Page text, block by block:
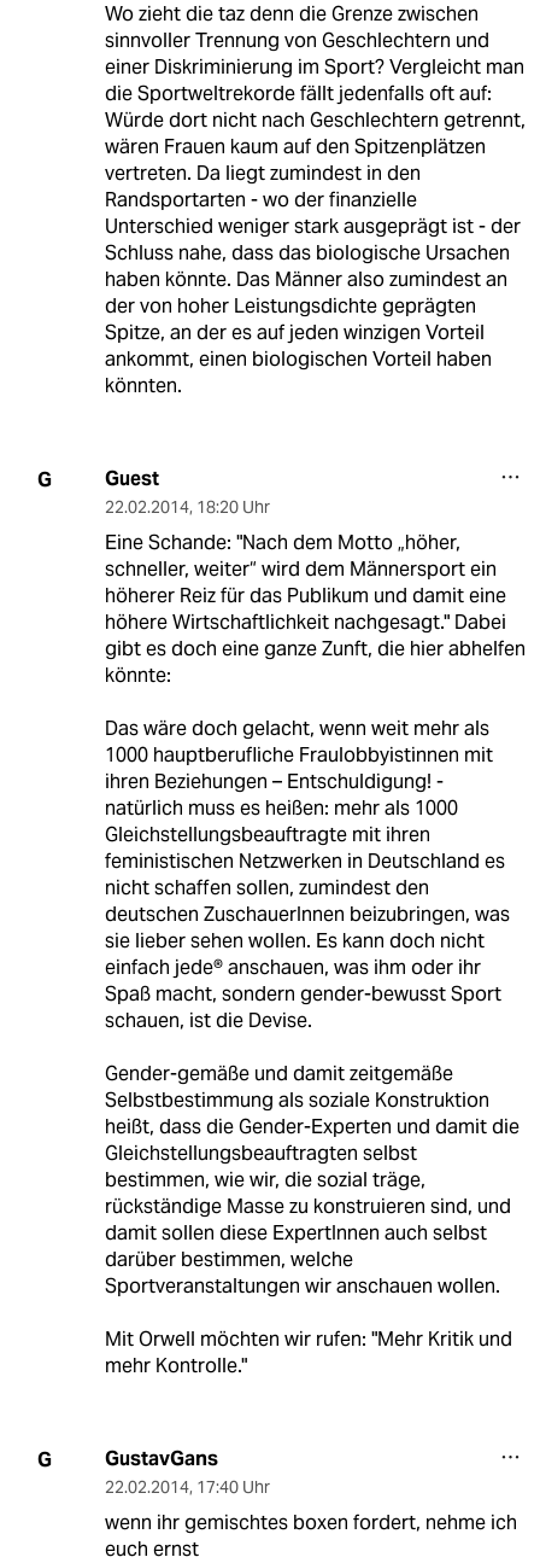
Wo zieht die taz denn die Grenze zwischen
sinnvoller Trennung von Geschlechtern und
einer Diskriminierung im Sport? Vergleicht man
die Sportweltrekorde fällt jedenfalls oft auf:
Würde dort nicht nach Geschlechtern getrennt,
wären Frauen kaum auf den Spitzenplätzen
vertreten. Da liegt zumindest in den
Randsportarten - wo der finanzielle
Unterschied weniger stark ausgeprägt ist - der
Schluss nahe, dass das biologische Ursachen
haben könnte. Das Männer also zumindest an
der von hoher Leistungsdichte geprägten
Spitze, an der es auf jeden winzigen Vorteil
ankommt, einen biologischen Vorteil haben
könnten.
G Guest
22.02.2014, 18:20 Uhr
Eine Schande: "Nach dem Motto „höher,
schneller, weiter“ wird dem Männersport ein
höherer Reiz für das Publikum und damit eine
höhere Wirtschaftlichkeit nachgesagt." Dabei
gibt es doch eine ganze Zunft, die hier abhelfen
könnte:
Das wäre doch gelacht, wenn weit mehr als
1000 hauptberufliche Fraulobbyistinnen mit
ihren Beziehungen – Entschuldigung! -
natürlich muss es heißen: mehr als 1000
Gleichstellungsbeauftragte mit ihren
feministischen Netzwerken in Deutschland es
nicht schaffen sollen, zumindest den
deutschen ZuschauerInnen beizubringen, was
sie lieber sehen wollen. Es kann doch nicht
einfach jede® anschauen, was ihm oder ihr
Spaß macht, sondern gender-bewusst Sport
schauen, ist die Devise.
Gender-gemäße und damit zeitgemäße
Selbstbestimmung als soziale Konstruktion
heißt, dass die Gender-Experten und damit die
Gleichstellungsbeauftragten selbst
bestimmen, wie wir, die sozial träge,
rückständige Masse zu konstruieren sind, und
damit sollen diese ExpertInnen auch selbst
darüber bestimmen, welche
Sportveranstaltungen wir anschauen wollen.
Mit Orwell möchten wir rufen: "Mehr Kritik und
mehr Kontrolle."
G GustavGans
22.02.2014, 17:40 Uhr
wenn ihr gemischtes boxen fordert, nehme ich
euch ernst